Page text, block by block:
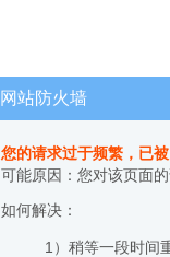
网站防火墙
您的请求过于频繁，已
可能原因：您对该页面
如何解决：
1）稍等一段时间